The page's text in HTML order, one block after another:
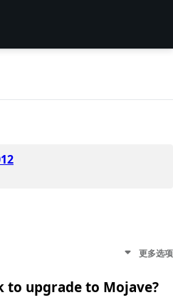
更多选项
to upgrade to Mojave?